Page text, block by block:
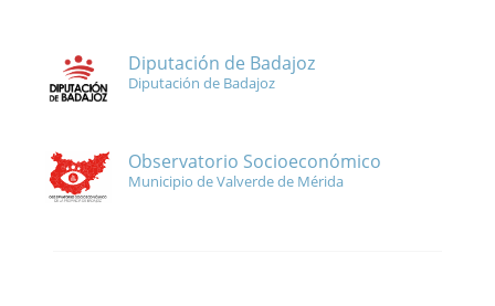
Diputación de Badajoz
Diputación de Badajoz
Observatorio Socioeconómico
Municipio de Valverde de Mérida